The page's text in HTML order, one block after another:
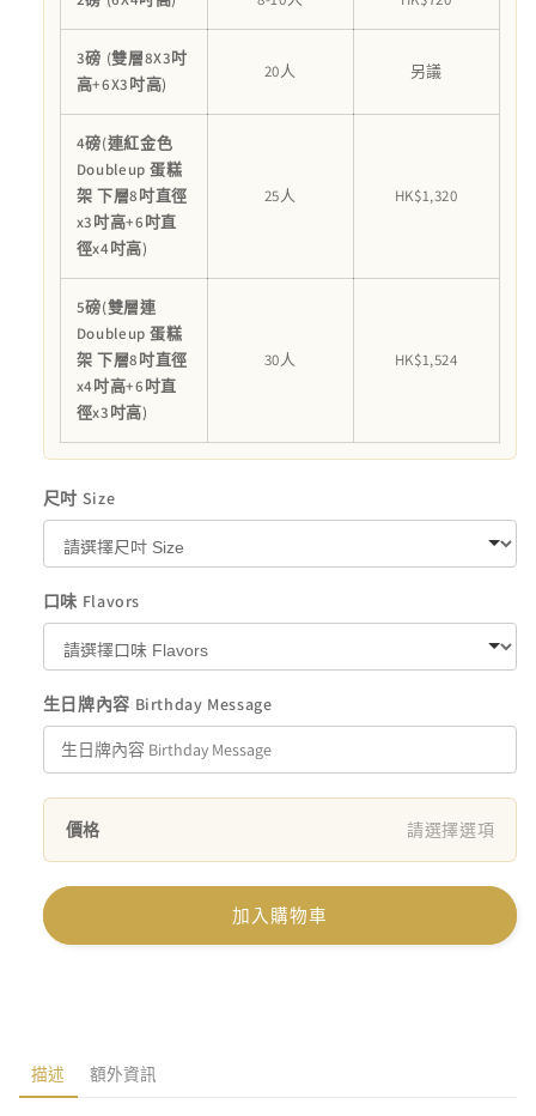
3磅 (雙層8X3吋
高+6X3吋高)
20人 另議
4磅(連紅金色
Doubleup 蛋糕
架 下層8吋直徑
x3吋高+6吋直
徑x4吋高)
25人 HK$1,320
5磅(雙層連
Doubleup 蛋糕
架 下層8吋直徑
x4吋高+6吋直
徑x3吋高)
30人 HK$1,524
尺吋 Size
口味 Flavors
生日牌內容 Birthday Message
價格 請選擇選項
加入購物車
描述 額外資訊